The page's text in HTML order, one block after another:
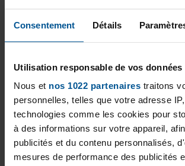
Consentement Détails
Utilisation responsable de vos données
Nous et nos 1022 partenaires traitons
personnelles, telles que votre adresse
technologies comme les cookies pour
à des informations sur votre appareil,
publicités et du contenu personnalisés,
mesures de performance des publicités
Desjoyaux Ciudad México
personnalisée pour estimer au
projet.